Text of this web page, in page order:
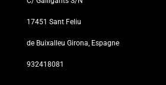
17451 Sant Feliu
de Buixalleu Girona, Espagne
932418081